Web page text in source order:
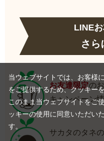
LINE
さら
お友達限定の
キャンペーン
サカタのタネの
当ウェブサイトでは、お客様
をご提供するため、クッキー
このまま当ウェブサイトをご
ッキーの使用に同意いただい
す。